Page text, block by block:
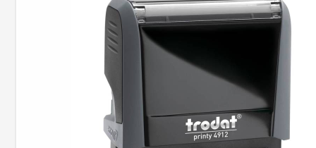
TRODAT PRINTY LINE OVAL
TRODAT PRINTY DATER
TRODAT PROFESSIONAL LINE
TRODAT PROFESSIONAL DATER
PRINTY Z. SELBER SETZEN
COLOP GREEN
COLOP GREEN
COLOP EXPERT
COLOP POCKET
COLOP STAMP
COLOP CLASSIC
COLOP CLASSIC
TRODAT